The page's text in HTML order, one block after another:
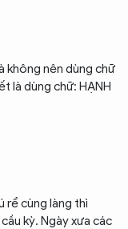
không nên dùng chữ
là dùng chữ: HẠNH
rể cùng làng thì
kỳ. Ngày xưa các